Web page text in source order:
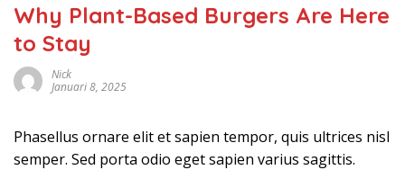
Why Plant-Based Burgers Are Here
to Stay
Nick
Januari 8, 2025
Phasellus ornare elit et sapien tempor, quis ultrices nisl
semper. Sed porta odio eget sapien varius sagittis.